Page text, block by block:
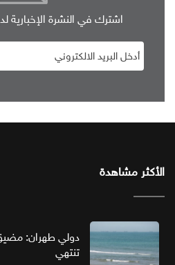
اشترك في النشرة الإخبارية
الأكثر مشاهدة
دولي طهران:
تنتهي